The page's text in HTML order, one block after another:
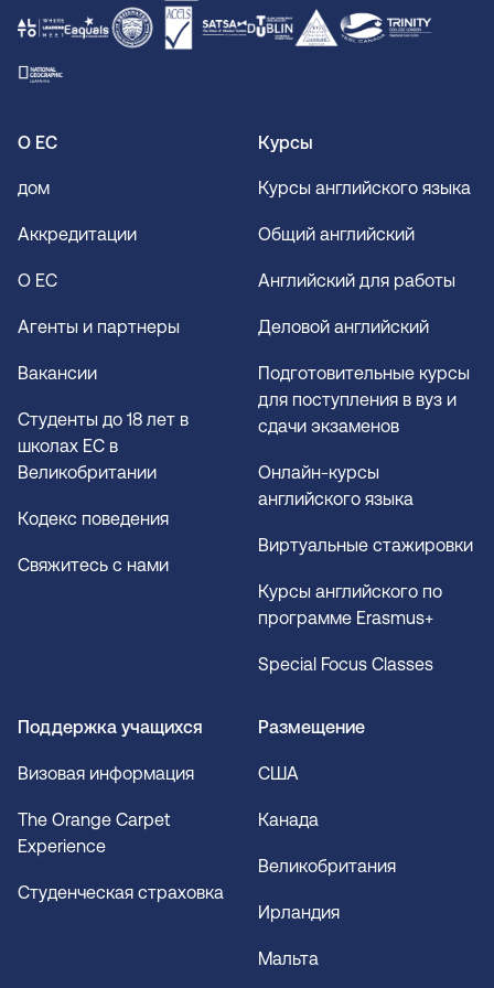
О ЕС
дом
Аккредитации
О EC
Агенты и партнеры
Вакансии
Студенты до 18 лет в
школах EC в
Великобритании
Кодекс поведения
Свяжитесь с нами
Курсы
Курсы английского языка
Общий английский
Английский для работы
Деловой английский
Подготовительные курсы
для поступления в вуз и
сдачи экзаменов
Онлайн-курсы
английского языка
Виртуальные стажировки
Курсы английского по
программе Erasmus+
Special Focus Classes
Поддержка учащихся
Визовая информация
The Orange Carpet
Experience
Студенческая страховка
Размещение
США
Канада
Великобритания
Ирландия
Мальта